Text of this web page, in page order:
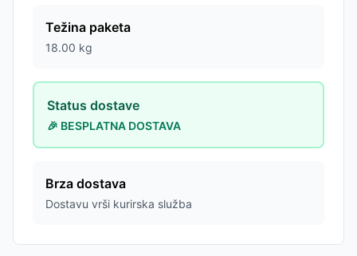
Težina paketa
18.00 kg
Status dostave
🎉 BESPLATNA DOSTAVA
Brza dostava
Dostavu vrši kurirska služba